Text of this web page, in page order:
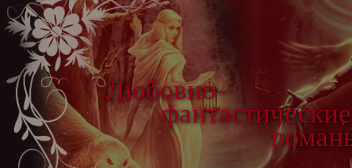
Любовно-
фантастические